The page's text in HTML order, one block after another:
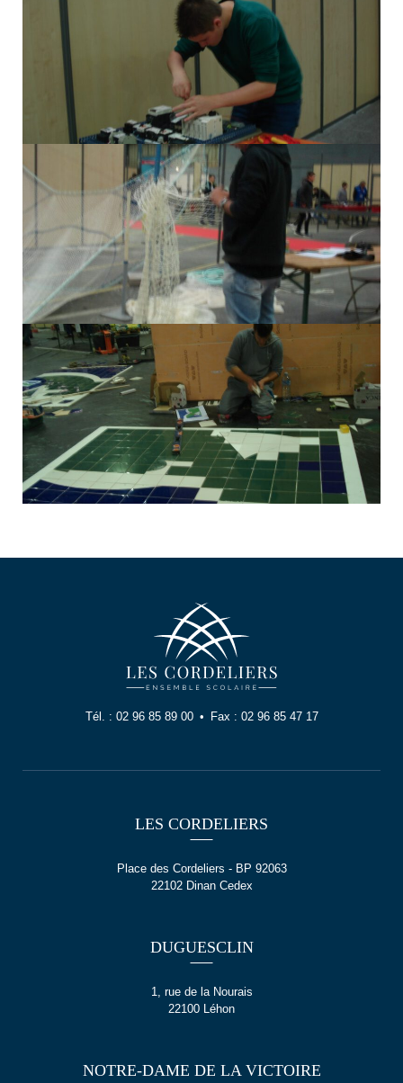
Tél. : 02 96 85 89 00 Fax : 02 96 85 47 17
LES CORDELIERS
Place des Cordeliers - BP 92063
22102 Dinan Cedex
DUGUESCLIN
1, rue de la Nourais
22100 Léhon
NOTRE-DAME DE LA VICTOIRE